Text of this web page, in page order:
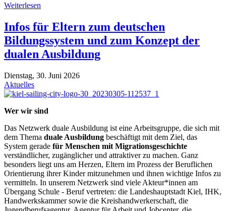
Weiterlesen
Infos für Eltern zum deutschen
Bildungssystem und zum Konzept der
dualen Ausbildung
Dienstag, 30. Juni 2026
Aktuelles
Wer wir sind
Das Netzwerk duale Ausbildung ist eine Arbeitsgruppe, die sich mit
dem Thema duale Ausbildung beschäftigt mit dem Ziel, das
System gerade für Menschen mit Migrationsgeschichte
verständlicher, zugänglicher und attraktiver zu machen. Ganz
besonders liegt uns am Herzen, Eltern im Prozess der Beruflichen
Orientierung ihrer Kinder mitzunehmen und ihnen wichtige Infos zu
vermitteln. In unserem Netzwerk sind viele Akteur*innen am
Übergang Schule - Beruf vertreten: die Landeshauptstadt Kiel, IHK,
Handwerkskammer sowie die Kreishandwerkerschaft, die